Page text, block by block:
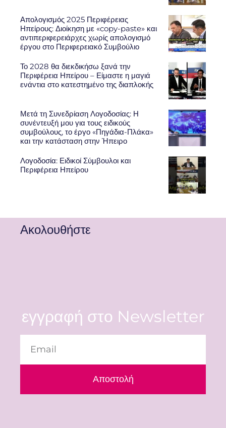
Απολογισμός 2025 Περιφέρειας
Ηπείρους: Διοίκηση με «copy-paste» και
αντιπεριφερειάρχες χωρίς απολογισμό
έργου στο Περιφερειακό Συμβούλιο
Το 2028 θα διεκδικήσω ξανά την
Περιφέρεια Ηπείρου – Είμαστε η μαγιά
ενάντια στο κατεστημένο της διαπλοκής
Μετά τη Συνεδρίαση Λογοδοσίας: Η
συνέντευξή μου για τους ειδικούς
συμβούλους, το έργο «Πηγάδια-Πλάκα»
και την κατάσταση στην Ήπειρο
Λογοδοσία: Ειδικοί Σύμβουλοι και
Περιφέρεια Ηπείρου
Ακολουθήστε
εγγραφή στο Newsletter
Αποστολή